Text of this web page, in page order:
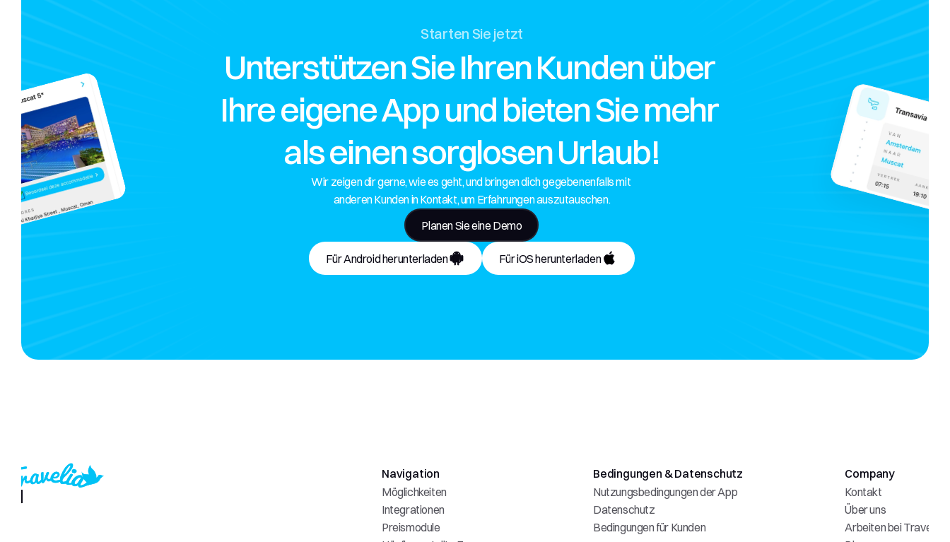
Starten Sie jetzt
Unterstützen Sie Ihren Kunden über
Ihre eigene App und bieten Sie mehr
als einen sorglosen Urlaub!
Wir zeigen dir gerne, wie es geht, und bringen dich gegebenenfalls mit
anderen Kunden in Kontakt, um Erfahrungen auszutauschen.
Planen Sie eine Demo
Für Android herunterladen Für iOS herunterladen
Navigation
Möglichkeiten
Integrationen
Preismodule
Bedingungen & Datenschutz
Nutzungsbedingungen der App
Datenschutz
Bedingungen für Kunden
Company
Kontakt
Über uns
Arbeiten bei Travelia